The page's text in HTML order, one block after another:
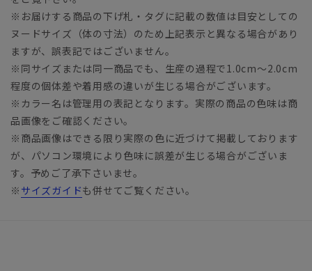
※お届けする商品の下げ札・タグに記載の数値は目安としての
ヌードサイズ（体の寸法）のため上記表示と異なる場合があり
ますが、誤表記ではございません。
※同サイズまたは同一商品でも、生産の過程で1.0cm～2.0cm
程度の個体差や着用感の違いが生じる場合がございます。
※カラー名は管理用の表記となります。実際の商品の色味は商
品画像をご確認ください。
※商品画像はできる限り実際の色に近づけて掲載しております
が、パソコン環境により色味に誤差が生じる場合がございま
す。予めご了承下さいませ。
※ サイズガイドも併せてご覧ください。